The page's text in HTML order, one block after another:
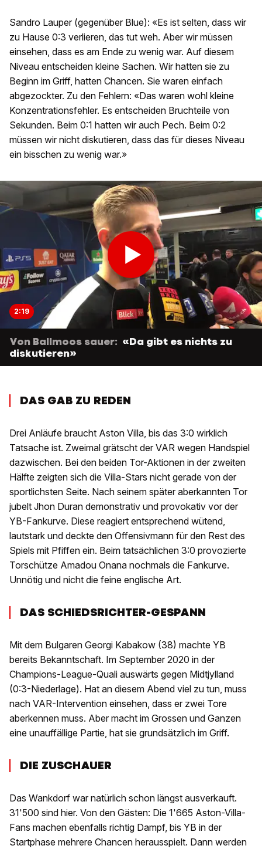
Sandro Lauper (gegenüber Blue): «Es ist selten, dass wir
zu Hause 0:3 verlieren, das tut weh. Aber wir müssen
einsehen, dass es am Ende zu wenig war. Auf diesem
Niveau entscheiden kleine Sachen. Wir hatten sie zu
Beginn im Griff, hatten Chancen. Sie waren einfach
abgezockter. Zu den Fehlern: «Das waren wohl kleine
Konzentrationsfehler. Es entscheiden Bruchteile von
Sekunden. Beim 0:1 hatten wir auch Pech. Beim 0:2
müssen wir nicht diskutieren, dass das für dieses Niveau
ein bisschen zu wenig war.»
2:19
Von Ballmoos sauer: «Da gibt es nichts zu
diskutieren»
DAS GAB ZU REDEN
Drei Anläufe braucht Aston Villa, bis das 3:0 wirklich
Tatsache ist. Zweimal grätscht der VAR wegen Handspiel
dazwischen. Bei den beiden Tor-Aktionen in der zweiten
Hälfte zeigten sich die Villa-Stars nicht gerade von der
sportlichsten Seite. Nach seinem später aberkannten Tor
jubelt Jhon Duran demonstrativ und provokativ vor der
YB-Fankurve. Diese reagiert entsprechend wütend,
lautstark und deckte den Offensivmann für den Rest des
Spiels mit Pfiffen ein. Beim tatsächlichen 3:0 provozierte
Torschütze Amadou Onana nochmals die Fankurve.
Unnötig und nicht die feine englische Art.
DAS SCHIEDSRICHTER-GESPANN
Mit dem Bulgaren Georgi Kabakow (38) machte YB
bereits Bekanntschaft. Im September 2020 in der
Champions-League-Quali auswärts gegen Midtjylland
(0:3-Niederlage). Hat an diesem Abend viel zu tun, muss
nach VAR-Intervention einsehen, dass er zwei Tore
aberkennen muss. Aber macht im Grossen und Ganzen
eine unauffällige Partie, hat sie grundsätzlich im Griff.
DIE ZUSCHAUER
Das Wankdorf war natürlich schon längst ausverkauft.
31'500 sind hier. Von den Gästen: Die 1'665 Aston-Villa-
Fans machen ebenfalls richtig Dampf, bis YB in der
Startphase mehrere Chancen herausspielt. Dann werden